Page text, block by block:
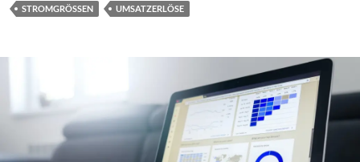
STROMGRÖSSEN
UMSATZERLÖSE